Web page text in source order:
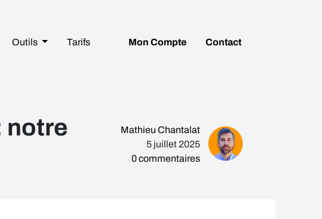
Outils Tarifs Mon Compte Contact
notre
Mathieu Chantalat
5 juillet 2025
0commentaires